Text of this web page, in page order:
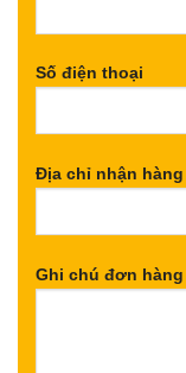
Số điện thoại
Địa chỉ nhận hàng
Ghi chú đơn